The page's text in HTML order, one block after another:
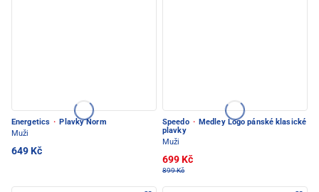
Energetics · Plavky Norm
Muži
649 Kč
Speedo · Medley Logo pánské klasické
plavky
Muži
699 Kč
899 Kč